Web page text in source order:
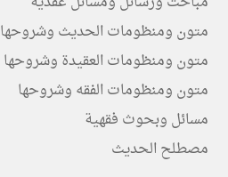
متون ومنظومات الحديث وشروحها
متون ومنظومات العقيدة وشروحها
متون ومنظومات الفقه وشروحها
مسائل وبحوث فقهية
مصطلح الحديث